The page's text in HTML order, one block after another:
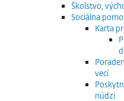
Školstvo,
Sociálna
Karta
vecí
núdzi